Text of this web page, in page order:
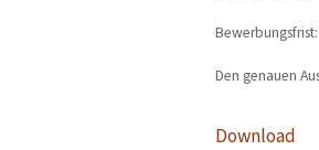
Den genauen
Download